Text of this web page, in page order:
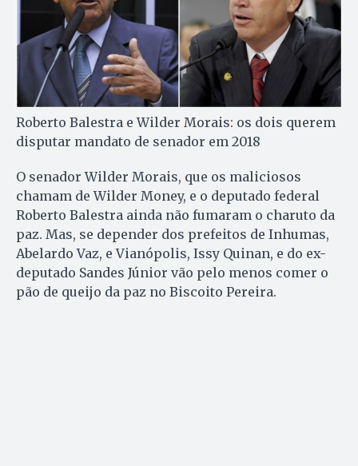
Roberto Balestra e Wilder Morais: os dois querem
disputar mandato de senador em 2018
O senador Wilder Morais, que os maliciosos
chamam de Wilder Money, e o deputado federal
Roberto Balestra ainda não fumaram o charuto da
paz. Mas, se depender dos prefeitos de Inhumas,
Abelardo Vaz, e Vianópolis, Issy Quinan, e do ex-
deputado Sandes Júnior vão pelo menos comer o
pão de queijo da paz no Biscoito Pereira.